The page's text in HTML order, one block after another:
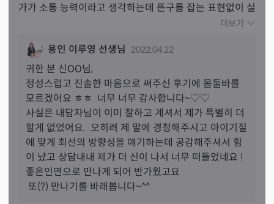
가가 소통 능력이라고 생각하는데 뜬구름 잡는 표현없이 실
생활에 적용되는 사례를 들어서 이해하기 쉽게 표현해주시
아하시는 스타일같고요. 미진한 부분이 남지 않도록 충분
히 시간들여서 꼼꼼히 봐주시고 얘기해주시는 점에서 시간
이나 비용 이상의 정성이 느껴져서 이래도 되나 싶을 정도
였습니다. 거기에 사주도 같이 봐주시기 때문에 저로서는
부모의 성향과 아이의 성향을 같이 보고 훈육할 때의 방법
들을 좀더 구체적으로 팁을 얻을 수 있어서 좋았어요. 개인
적으로 아이 진로 때문에 다른 명리학 상담 좀 받았었는데
이 쌤이 우리 아이 들여다보듯이 찝어서 얘기해주셔서 귀
에 쏙쏙 들어오더라구요. 저처럼 사춘기 아이두고 고민될
때 상담받으면 후련한 마과 함께 길이 좀 보이는 거 같아
더보기
용인 이루영 선생님 2022.04.22
귀한 분 신OO님,
정성스럽고 진솔한 마음으로 써주신 후기에 몸둘바를
모르겠어요 ㅎㅎ  너무 너무 감사합니다~♡♡
사실은 내담자님이 이미 잘하고 계셔서 제가 특별히 더
할게 없었어요.  오히려 제 말에 경청해주시고 아이기질
에 맞게 최선의 방향성을 얘기하는데 공감해주셔서 힘
이 났고 상담내내 제가 더 신이 나서 너무 떠들었네요 !
좋은인연으로 만나게 되어 반가웠고요
또(?) 만나기를 바래봅니다~^^